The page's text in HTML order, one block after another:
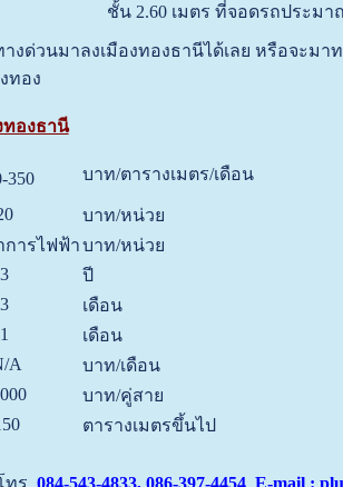
ชั้้น 2.60 เมตร ที่จอดรถประมา
งด่วนมาลงเมืองทองธานีได้เลย หรือจะ
ทอง
ทองธานี
350 บาท/ตารางเมตร/เดือน
บาท/หน่วย
การไฟฟ้าบาท/หน่วย
3
ปี
3
เดือน
1
เดือน
A
บาท/เดือน
บาท/คู่สาย
ตารางเมตรขึ้นไป